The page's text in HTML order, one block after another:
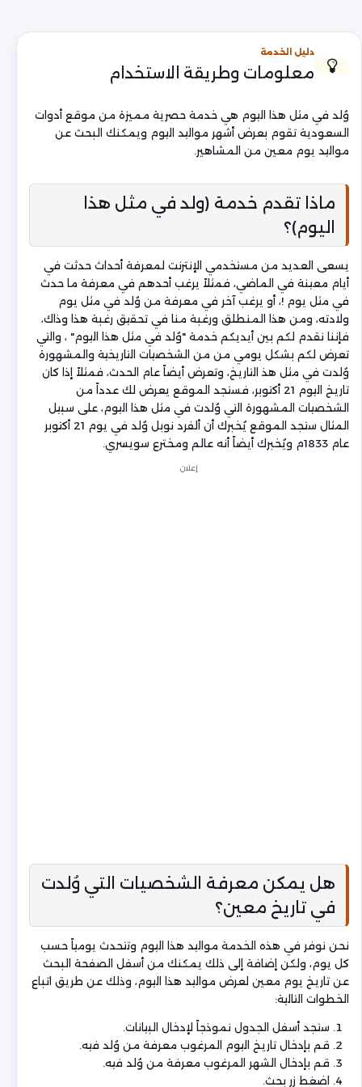
دليل الخدمة
معلومات وطريقة الاستخدام
وُلد في مثل هذا اليوم هي خدمة حصرية مميزة من موقع أدوات
السعودية تقوم بعرض أشهر مواليد اليوم ويمكنك البحث عن
مواليد يوم معين من المشاهير.
ماذا تقدم خدمة (ولد في مثل هذا
اليوم)؟
يسعى العديد من مستخدمي الإنترنت لمعرفة أحداث حدثت في
أيام معينة في الماضي، فمثلاً يرغب أحدهم في معرفة ما حدث
في مثل يوم !، أو يرغب آخر في معرفة من وُلد في مثل يوم
ولادته، ومن هذا المنطلق ورغبة منا في تحقيق رغبة هذا وذاك،
فإننا نقدم لكم بين أيديكم خدمة "وُلد في مثل هذا اليوم" ، والتي
تعرض لكم بشكل يومي من من الشخصيات التاريخية والمشهورة
وُلدت في مثل هذ التاريخ، وتعرض أيضاً عام الحدث، فمثلاً إذا كان
تاريخ اليوم 21 أكتوبر، فستجد الموقع يعرض لك عدداً من
الشخصيات المشهورة التي وُلدت في مثل هذا اليوم، على سبيل
المثال ستجد الموقع يُخبرك أن ألفرد نوبل وُلد في يوم 21 أكتوبر
عام 1833م ويُخبرك أيضاً أنه عالم ومخترع سويسري.
إعلان
هل يمكن معرفة الشخصيات التي وُلدت
في تاريخ معين؟
نحن نوفر في هذه الخدمة مواليد هذا اليوم وتتحدث يومياً حسب
كل يوم، ولكن إضافة إلى ذلك يمكنك من أسفل الصفحة البحث
عن تاريخ يوم معين لعرض مواليد هذا اليوم، وذلك عن طريق اتباع
الخطوات التالية:
ستجد أسفل الجدول نموذجاً لإدخال البيانات.
قم بإدخال تاريخ اليوم المرغوب معرفة من وُلد فيه.
قم بإدخال الشهر المرغوب معرفة من وُلد فيه.
اضغط زر بحث.